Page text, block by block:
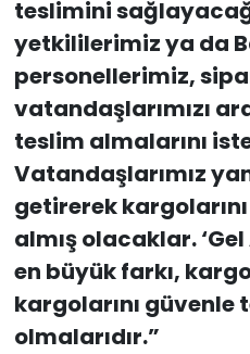
teslimini
yetkililerimiz ya da
personellerimiz,
vatandaşlarımızı
teslim almalarını
Vatandaşlarımız
getirerek
almış olacaklar.
en büyük farkı,
kargolarını
olmalarıdır.”